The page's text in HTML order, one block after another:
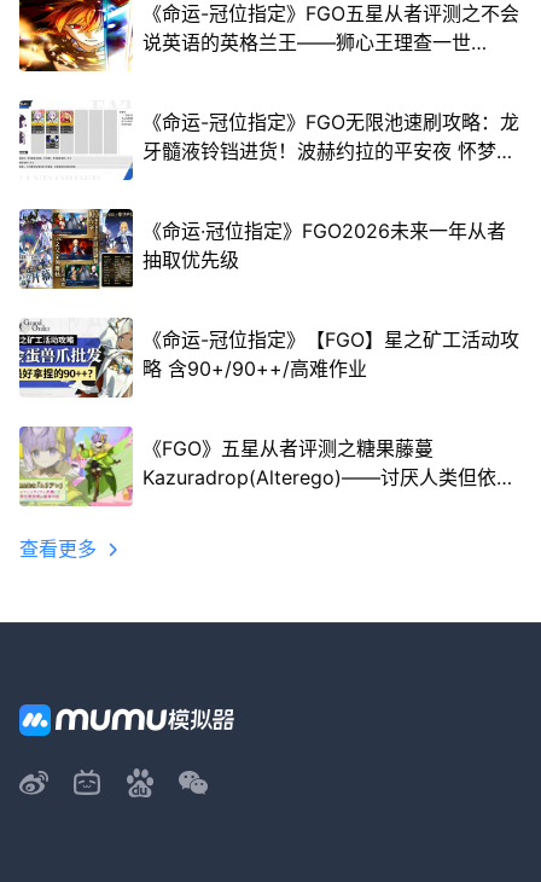
《命运-冠位指定》FGO五星从者评测之不会
说英语的英格兰王——狮心王理查一世
《命运-冠位指定》FGO无限池速刷攻略：龙
牙髓液铃铛进货！波赫约拉的平安夜 怀梦的
《命运·冠位指定》FGO2026未来一年从者
抽取优先级
《命运-冠位指定》【FGO】星之矿工活动攻
略 含90+/90++/高难作业
《FGO》五星从者评测之糖果藤蔓
Kazuradrop(Alterego)——讨厌人类但依然
查看更多